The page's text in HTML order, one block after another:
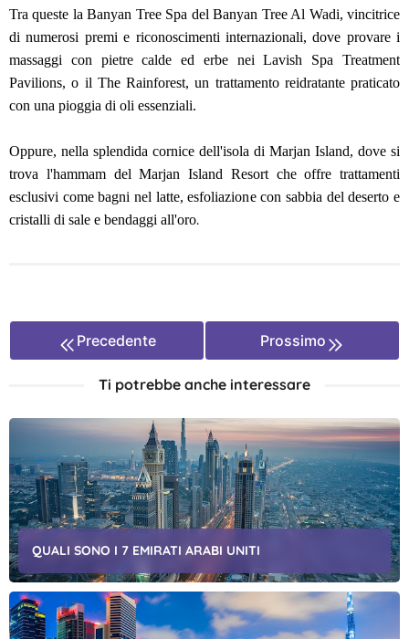
Tra queste la Banyan Tree Spa del Banyan Tree Al Wadi, vincitrice
di numerosi premi e riconoscimenti internazionali, dove provare i
massaggi con pietre calde ed erbe nei Lavish Spa Treatment
Pavilions, o il The Rainforest, un trattamento reidratante praticato
con una pioggia di oli essenziali.
Oppure, nella splendida cornice dell'isola di Marjan Island, dove si
trova l'hammam del Marjan Island Resort che offre trattamenti
esclusivi come bagni nel latte, esfoliazione con sabbia del deserto e
cristalli di sale e bendaggi all'oro.
Precedente Prossimo
Ti potrebbe anche interessare
QUALI SONO I 7 EMIRATI ARABI UNITI